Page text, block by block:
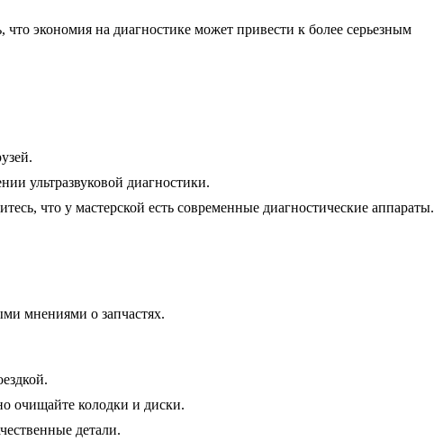
экономия на диагностике может привести к более серьезным
ультразвуковой диагностики.
что у мастерской есть современные диагностические аппараты.
мнениями о запчастях.
очищайте колодки и диски.
детали.